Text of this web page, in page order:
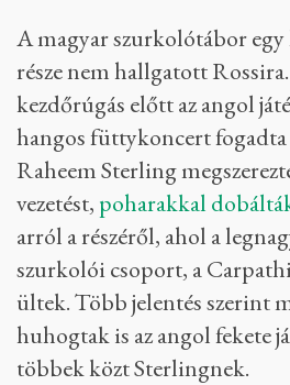
A magyar szurkolótábor
része nem hallgatott
kezdőrúgás előtt az angol
hangos füttykoncert
Raheem Sterling
vezetést, poharakkal
arról a részéről, ahol a
szurkolói csoport, a
ültek. Több jelentés szerint
huhogtak is az angol fekete
többek közt Sterlingnek.